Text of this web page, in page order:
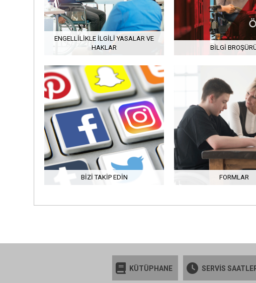
ENGELLILIKLE İLGILI YASALAR VE
HAKLAR
BILGI
BIZI TAKIP EDIN FORMLAR
KÜTÜPHANE SERVİS